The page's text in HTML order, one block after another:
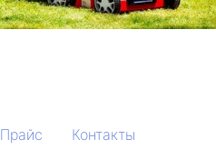
Прайс Контакты